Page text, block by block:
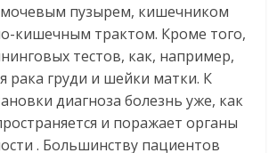
пузырем, кишечником
кишечным трактом. Кроме того,
тестов, как, например,
рака груди и шейки матки. К
диагноза болезнь уже, как
и поражает органы
. Большинству пациентов